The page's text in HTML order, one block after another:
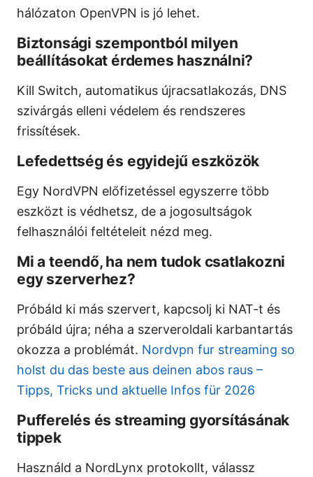
hálózaton OpenVPN is jó lehet.
Biztonsági szempontból milyen
beállításokat érdemes használni?
Kill Switch, automatikus újracsatlakozás, DNS
szivárgás elleni védelem és rendszeres
frissítések.
Lefedettség és egyidejű eszközök
Egy NordVPN előfizetéssel egyszerre több
eszközt is védhetsz, de a jogosultságok
felhasználói feltételeit nézd meg.
Mi a teendő, ha nem tudok csatlakozni
egy szerverhez?
Próbáld ki más szervert, kapcsolj ki NAT-t és
próbáld újra; néha a szerveroldali karbantartás
okozza a problémát. Nordvpn fur streaming so
holst du das beste aus deinen abos raus –
Tipps, Tricks und aktuelle Infos für 2026
Pufferelés és streaming gyorsításának
tippek
Használd a NordLynx protokollt, válassz